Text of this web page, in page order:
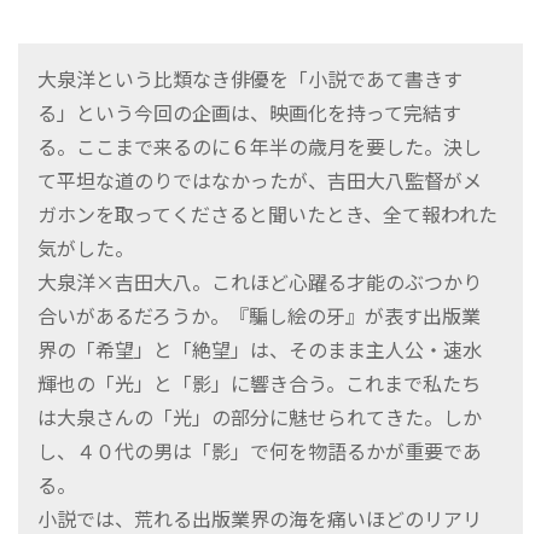
大泉洋という比類なき俳優を「小説であて書きす
る」という今回の企画は、映画化を持って完結す
る。ここまで来るのに６年半の歳月を要した。決し
て平坦な道のりではなかったが、吉田大八監督がメ
ガホンを取ってくださると聞いたとき、全て報われた
気がした。
大泉洋×吉田大八。これほど心躍る才能のぶつかり
合いがあるだろうか。『騙し絵の牙』が表す出版業
界の「希望」と「絶望」は、そのまま主人公・速水
輝也の「光」と「影」に響き合う。これまで私たち
は大泉さんの「光」の部分に魅せられてきた。しか
し、４０代の男は「影」で何を物語るかが重要であ
る。
小説では、荒れる出版業界の海を痛いほどのリアリ